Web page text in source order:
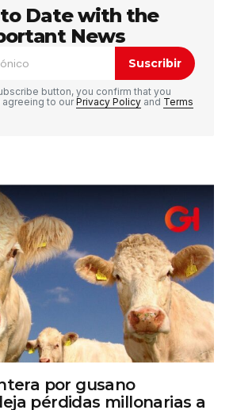
correo electrónico no será
campos obligatorios están
*
*
nombre, correo electrónico y sitio
navegador para la próxima vez que
to Date with the
News
Suscribir
button, you confirm that you
agreeing to ourPrivacy Policy and Terms
por gusano
pérdidas millonarias a